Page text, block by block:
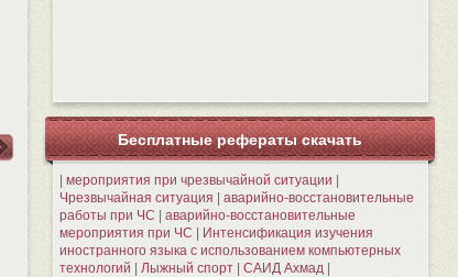
Бесплатные рефераты скачать
мероприятия при чрезвычайной ситуации
Чрезвычайная ситуация
аварийно-восстановительные
работы при ЧС
аварийно-восстановительные
мероприятия при ЧС
Интенсификация изучения
иностранного языка с использованием компьютерных
технологий
Лыжный спорт САИД Ахмад